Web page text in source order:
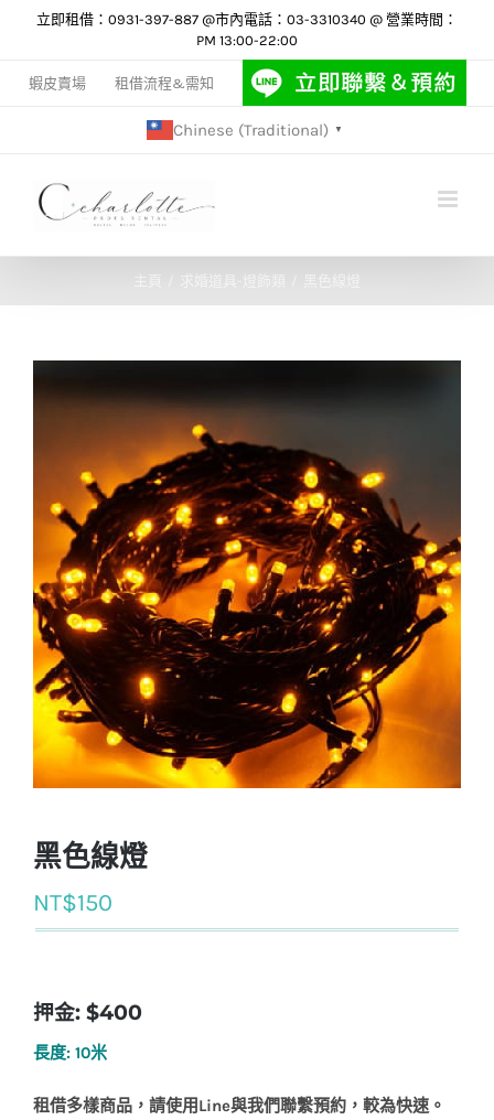
content
立即租借：0931-397-887 @市內電話：03-3310340 @ 營業時間：
PM 13:00-22:00
蝦皮賣場 租借流程&需知
Chinese (Traditional) ▼
求婚道具-燈飾類 黑色線燈
黑色線燈
NT$150
押金: $400
長度: 10米
租借多樣商品，請使用Line與我們聯繫預約，較為快速。